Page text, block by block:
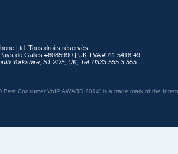
Ltd . Tous droits réservés
de Galles #6085990 | UK TVA#911 5418 49
Yorkshire S1 2DF, UK, Tel: 0333 555 3 555
Best Consumer VoIP AWARD 2014” is a trade mark of the